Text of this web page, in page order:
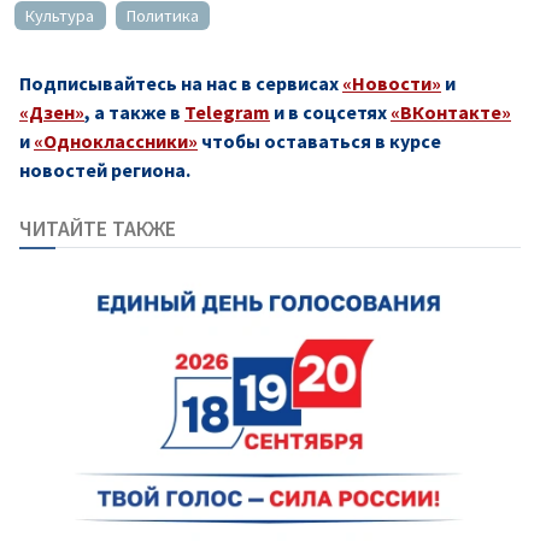
Культура Политика
Подписывайтесь на нас в сервисах «Новости» и
«Дзен», а также в Telegram и в соцсетях «ВКонтакте»
и «Одноклассники» чтобы оставаться в курсе
новостей региона.
ЧИТАЙТЕ ТАКЖЕ